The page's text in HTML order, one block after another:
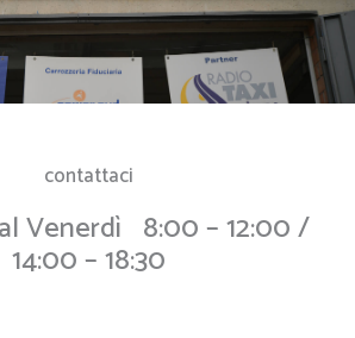
contattaci
Venerdì 8:00 – 12:00 /
14:00 – 18:30